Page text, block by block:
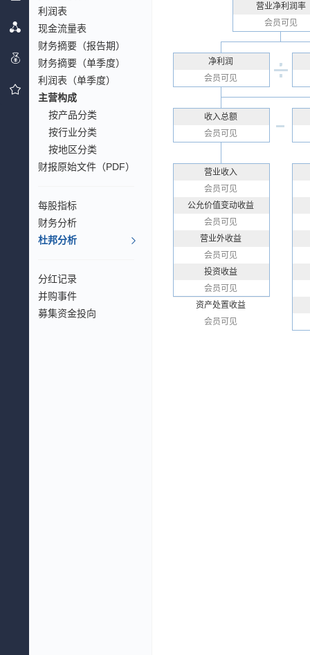
利润表
现金流量表
财务摘要（报告期）
财务摘要（单季度）
利润表（单季度）
主营构成
按产品分类
按行业分类
按地区分类
财报原始文件（PDF）
每股指标
财务分析
杜邦分析
分红记录
并购事件
募集资金投向
营业净利润率
会员可见
净利润
会员可见
收入总额
会员可见
营业收入
会员可见
公允价值变动收益
会员可见
营业外收益
会员可见
投资收益
会员可见
资产处置收益
会员可见